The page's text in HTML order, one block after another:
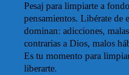
Pesaj para limpiarte a
pensamientos. Libérate de
dominan: adicciones,
contrarias a Dios, malos
Es tu momento para
liberarte.